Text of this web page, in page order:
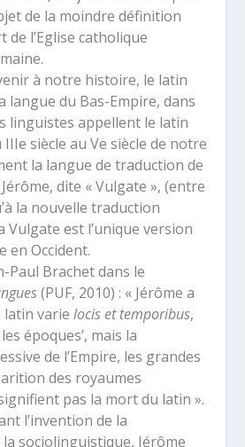
de la moindre définition
de l’Eglise catholique
à notre histoire, le latin
langue du Bas-Empire, dans
linguistes appellent le latin
IIIe siècle au Ve siècle de notre
la langue de traduction de
dite « Vulgate », (entre
la nouvelle traduction
Vulgate est l’unique version
en Occident.
Paul Brachet dans le
(PUF, 2010) : « Jérôme a
latin varielocis et temporibus,
époques’, mais la
de l’Empire, les grandes
des royaumes
pas la mort du latin ».
l’invention de la
sociolinguistique, Jérôme